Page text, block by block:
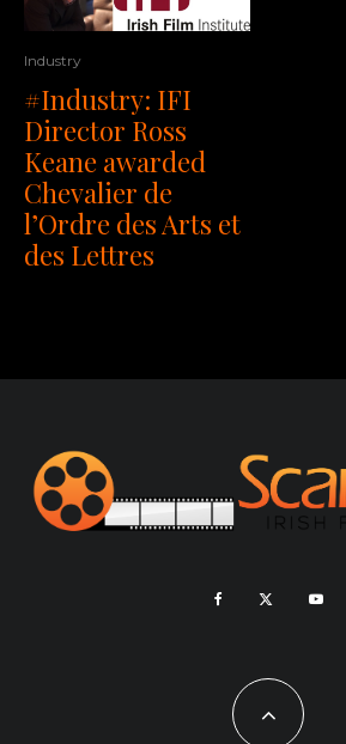
Industry
#Industry: IFI
Director Ross
Keane awarded
Chevalier de
l’Ordre des Arts et
des Lettres